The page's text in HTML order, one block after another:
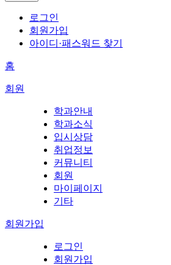
로그인
회원가입
아이디·패스워드 찾기
홈
회원
학과안내
학과소식
입시상담
취업정보
커뮤니티
회원
마이페이지
기타
회원가입
로그인
회원가입